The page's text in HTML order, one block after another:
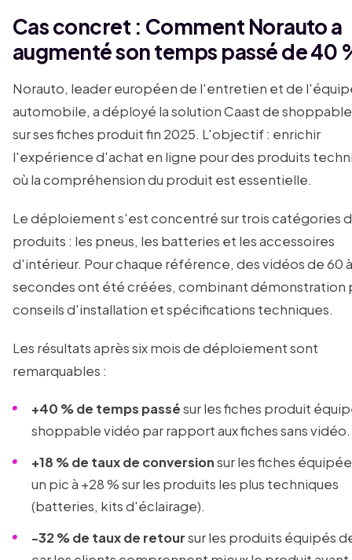
Cas concret : Comment Norauto a
augmenté son temps passé de 40
Norauto, leader européen de l'entretien et de
automobile, a déployé la solution Caast de
sur ses fiches produit fin 2025. L'objectif : enrichir
l'expérience d'achat en ligne pour des produits
où la compréhension du produit est essentielle.
Le déploiement s'est concentré sur trois catégories
produits : les pneus, les batteries et les accessoires
d'intérieur. Pour chaque référence, des vidéos de 60
secondes ont été créées, combinant démonstration
conseils d'installation et spécifications techniques.
Les résultats après six mois de déploiement sont
remarquables :
+40 % de temps passésur les fiches produit
shoppable vidéo par rapport aux fiches sans vidéo.
+18 % de taux de conversionsur les fiches
un pic à +28 % sur les produits les plus techniques
(batteries, kits d'éclairage).
-32 % de taux de retoursur les produits équipés